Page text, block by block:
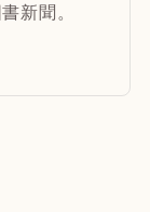
新聞。